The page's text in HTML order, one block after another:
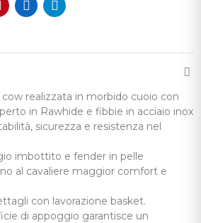
realizzata in morbido cuoio con
in Rawhide e fibbie in acciaio inox
sicurezza e resistenza nel
imbottito e fender in pelle
al cavaliere maggior comfort e
con lavorazione basket.
di appoggio garantisce un